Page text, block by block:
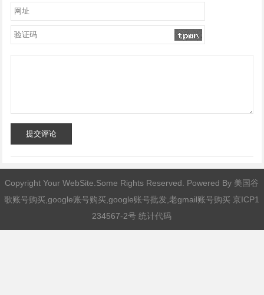
提交评论
Copyright Your WebSite.Some Rights Reserved. Powered By 美国谷
歌账号购买,google账号购买,google账号批发,老gmail账号购买 京ICP1
234567-2号 统计代码